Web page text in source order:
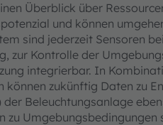
Überblick über
und können
sind jederzeit Sensoren
zur Kontrolle der
integrierbar. In
können zukünftig Daten zu
der Beleuchtungsanlage
zu Umgebungsbedingungen